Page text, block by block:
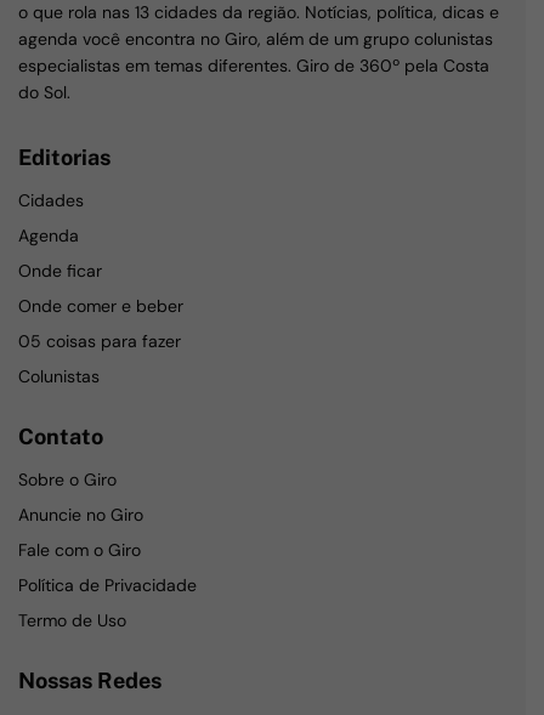
o que rola nas 13 cidades da região. Notícias, política, dicas e
agenda você encontra no Giro, além de um grupo colunistas
especialistas em temas diferentes. Giro de 360º pela Costa
do Sol.
Editorias
Cidades
Agenda
Onde ficar
Onde comer e beber
05 coisas para fazer
Colunistas
Contato
Sobre o Giro
Anuncie no Giro
Fale com o Giro
Política de Privacidade
Termo de Uso
Nossas Redes